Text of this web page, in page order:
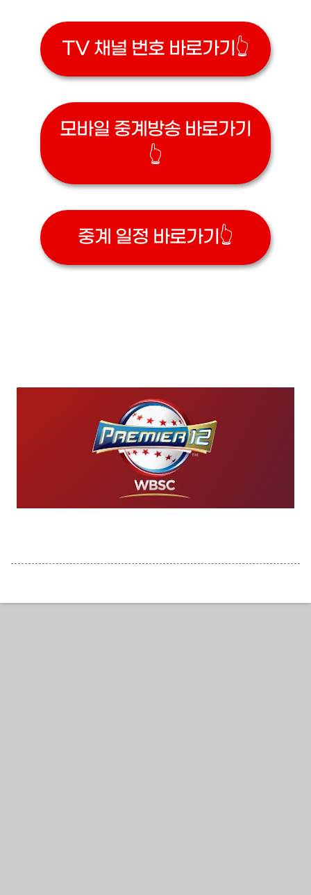
TV 채널 번호 바로가기👆
모바일 중계방송 바로가기
👆
중계 일정 바로가기👆